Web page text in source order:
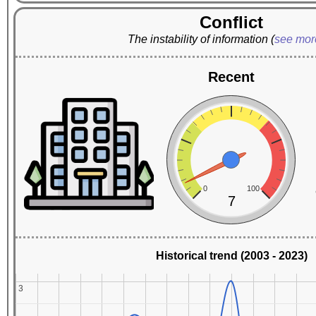
Conflict
The instability of information (see
Recent
0 100
7
Historical trend (2003 - 2023)
3
3